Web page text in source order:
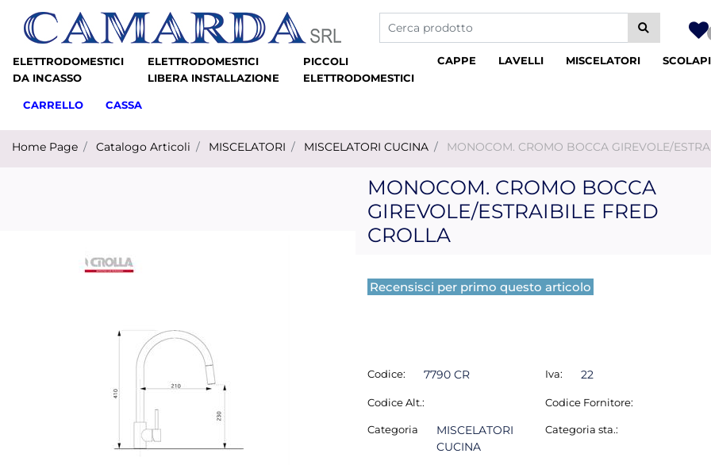
La modifica di un filtro aggiorna automaticamente gli
ELETTRODOMESTICI
DA INCASSO
ELETTRODOMESTICI
LIBERA INSTALLAZIONE
PICCOLI
ELETTRODOMESTICI
CAPPE LAVELLI MISCELATORI
CARRELLO CASSA
Home Page Catalogo Articoli MISCELATORI MISCELATORI CUCINA MONOCOM. CROMO BOCCA GIREVOLE/
MONOCOM. CROMO BOCCA
GIREVOLE/ESTRAIBILE FRED
CROLLA
Recensisci per primo questo articolo
Codice: 7790 CR
Codice Alt.:
Categoria
MISCELATORI
CUCINA
Iva: 22
Codice Fornitore:
Categoria sta.: